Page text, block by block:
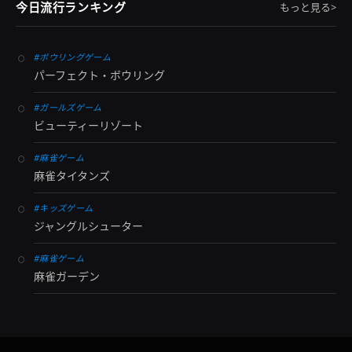
今日流行ランキング もっと見る>
#ボウリングゲーム
パーフェクト・ボウリング
#ガールズゲーム
ビューティーリゾート
#麻雀ゲーム
麻雀タイタンズ
#キッズゲーム
ジャングルシューター
#麻雀ゲーム
麻雀ガーデン